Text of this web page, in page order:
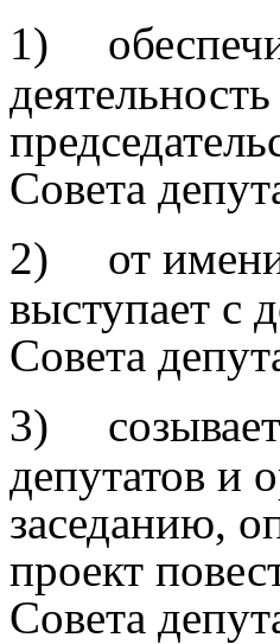
1)
Совета
2)
от
выступает с
Совета
3)
депутатов и
заседанию,
проект
Совета